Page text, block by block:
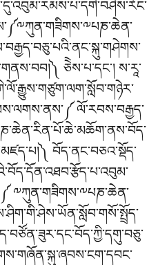
ཅེེས་པ་དང་། ས་རཱ་
ལོ་རབས་བརྒྱད་
བོད་ནང་བཅའ་སྡོད་
༸ཀུན་གཟིགས་༸པཎ་ཆེན་